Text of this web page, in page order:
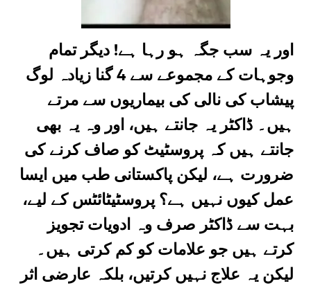
اور یہ سب جگہ ہو رہا ہے! دیگر تمام
وجوہات کے مجموعے سے 4 گنا زیادہ لوگ
پیشاب کی نالی کی بیماریوں سے مرتے
ہیں۔ ڈاکٹر یہ جانتے ہیں، اور وہ یہ بھی
جانتے ہیں کہ پروسٹیٹ کو صاف کرنے کی
ضرورت ہے، لیکن پاکستانی طب میں ایسا
عمل کیوں نہیں ہے؟ پروسٹیٹائٹس کے لیے،
بہت سے ڈاکٹر صرف وہ ادویات تجویز
کرتے ہیں جو علامات کو کم کرتی ہیں۔
لیکن یہ علاج نہیں کرتیں، بلکہ عارضی اثر